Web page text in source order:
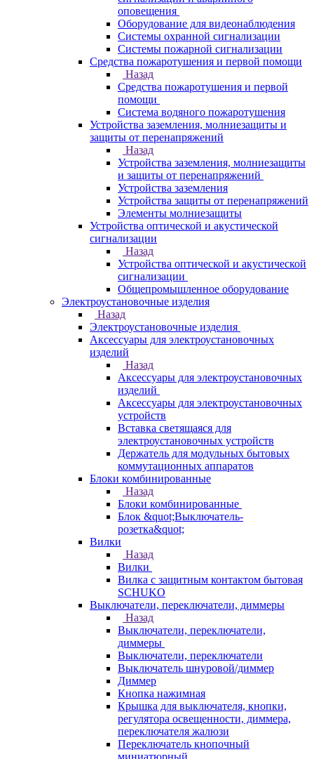
оповещения
Оборудование для видеонаблюдения
Системы охранной сигнализации
Системы пожарной сигнализации
Средства пожаротушения и первой помощи
Назад
Средства пожаротушения и первой
помощи
Система водяного пожаротушения
Устройства заземления, молниезащиты и
защиты от перенапряжений
Назад
Устройства заземления, молниезащиты
и защиты от перенапряжений
Устройства заземления
Устройства защиты от перенапряжений
Элементы молниезащиты
Устройства оптической и акустической
сигнализации
Назад
Устройства оптической и акустической
сигнализации
Общепромышленное оборудование
Электроустановочные изделия
Назад
Электроустановочные изделия
Аксессуары для электроустановочных
изделий
Назад
Аксессуары для электроустановочных
изделий
Аксессуары для электроустановочных
устройств
Вставка светящаяся для
электроустановочных устройств
Держатель для модульных бытовых
коммутационных аппаратов
Блоки комбинированные
Назад
Блоки комбинированные
Блок &quot;Выключатель-
розетка&quot;
Вилки
Назад
Вилки
Вилка с защитным контактом бытовая
SCHUKO
Выключатели, переключатели, диммеры
Назад
Выключатели, переключатели,
диммеры
Выключатели, переключатели
Выключатель шнуровой/диммер
Диммер
Кнопка нажимная
Крышка для выключателя, кнопки,
регулятора освещенности, диммера,
переключателя жалюзи
Переключатель кнопочный
миниатюрный